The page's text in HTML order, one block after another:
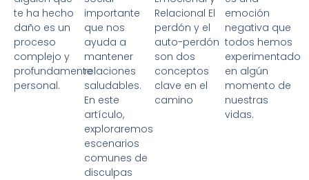
te ha hecho
daño es un
proceso
complejo y
profundamente
personal.
importante
que nos
ayuda a
mantener
relaciones
saludables.
En este
artículo,
exploraremos
escenarios
comunes de
disculpas
Relacional El
perdón y el
auto-perdón
son dos
conceptos
clave en el
camino
emoción
negativa que
todos hemos
experimentado
en algún
momento de
nuestras
vidas.